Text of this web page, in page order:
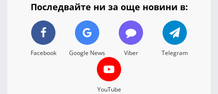
Последвайте ни за още новини в:
Facebook Google News Viber Telegram
YouTube